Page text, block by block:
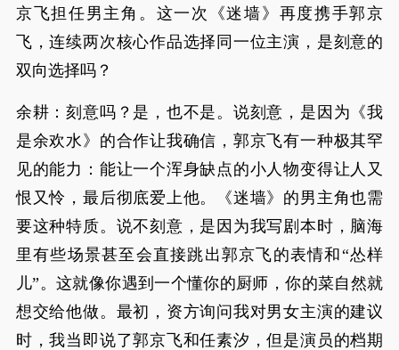
京飞担任男主角。这一次《迷墙》再度携手郭京
飞，连续两次核心作品选择同一位主演，是刻意的
双向选择吗？
余耕：刻意吗？是，也不是。说刻意，是因为《我
是余欢水》的合作让我确信，郭京飞有一种极其罕
见的能力：能让一个浑身缺点的小人物变得让人又
恨又怜，最后彻底爱上他。《迷墙》的男主角也需
要这种特质。说不刻意，是因为我写剧本时，脑海
里有些场景甚至会直接跳出郭京飞的表情和“怂样
儿”。这就像你遇到一个懂你的厨师，你的菜自然就
想交给他做。最初，资方询问我对男女主演的建议
时，我当即说了郭京飞和任素汐，但是演员的档期